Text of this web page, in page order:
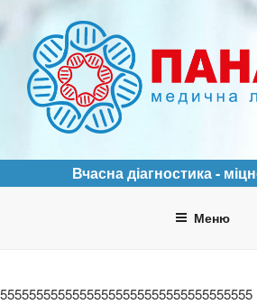
вмісту
ПАНАКЕЯ
Вчасна діагностика -
Меню
55555555555555555555555555555555555